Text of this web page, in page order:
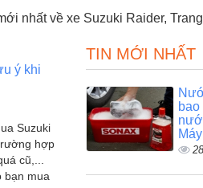
nhất về xe Suzuki Raider,
ý khi
Suzuki
hợp
cũ,...
bạn mua
TIN MỚI NHẤT